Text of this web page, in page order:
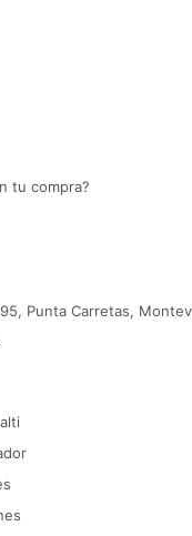
tu compra?
Punta Carretas,